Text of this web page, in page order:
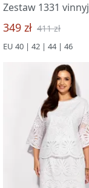
Zestaw 1331 vinnyj
349 zł 411 zł
EU 40 | 42 | 44 | 46